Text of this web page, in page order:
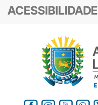
ACESSIBILIDADE